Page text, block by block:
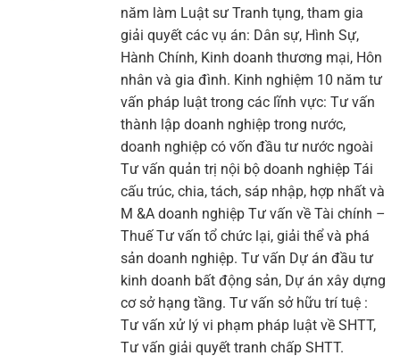
năm làm Luật sư Tranh tụng, tham gia
giải quyết các vụ án: Dân sự, Hình Sự,
Hành Chính, Kinh doanh thương mại, Hôn
nhân và gia đình. Kinh nghiệm 10 năm tư
vấn pháp luật trong các lĩnh vực: Tư vấn
thành lập doanh nghiệp trong nước,
doanh nghiệp có vốn đầu tư nước ngoài
Tư vấn quản trị nội bộ doanh nghiệp Tái
cấu trúc, chia, tách, sáp nhập, hợp nhất và
M &A doanh nghiệp Tư vấn về Tài chính –
Thuế Tư vấn tổ chức lại, giải thể và phá
sản doanh nghiệp. Tư vấn Dự án đầu tư
kinh doanh bất động sản, Dự án xây dựng
cơ sở hạng tầng. Tư vấn sở hữu trí tuệ :
Tư vấn xử lý vi phạm pháp luật về SHTT,
Tư vấn giải quyết tranh chấp SHTT.